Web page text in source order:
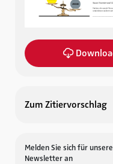
Zum Zitiervorschlag
Melden Sie sich für
Newsletter an